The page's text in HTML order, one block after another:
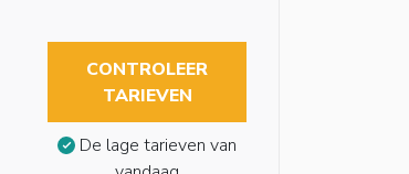
CONTROLEER
TARIEVEN
De lage tarieven van